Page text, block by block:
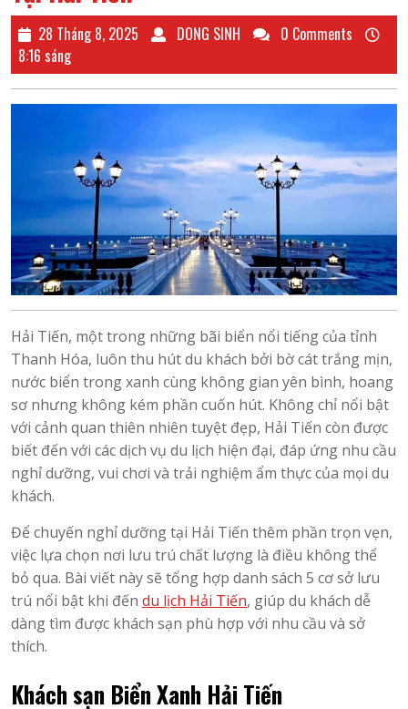
28 Tháng 8, 2025
28
8,
2025
DONG SINH
DONG 0 Comments
8:16 sáng
Hải Tiến, một trong những bãi biển nổi tiếng của tỉnh
Thanh Hóa, luôn thu hút du khách bởi bờ cát trắng mịn,
nước biển trong xanh cùng không gian yên bình, hoang
sơ nhưng không kém phần cuốn hút. Không chỉ nổi bật
với cảnh quan thiên nhiên tuyệt đẹp, Hải Tiến còn được
biết đến với các dịch vụ du lịch hiện đại, đáp ứng nhu cầu
nghỉ dưỡng, vui chơi và trải nghiệm ẩm thực của mọi du
khách.
Để chuyến nghỉ dưỡng tại Hải Tiến thêm phần trọn vẹn,
việc lựa chọn nơi lưu trú chất lượng là điều không thể
bỏ qua. Bài viết này sẽ tổng hợp danh sách 5 cơ sở lưu
trú nổi bật khi đến du lịch Hải Tiến, giúp du khách dễ
dàng tìm được khách sạn phù hợp với nhu cầu và sở
thích.
Khách sạn Biển Xanh Hải Tiến